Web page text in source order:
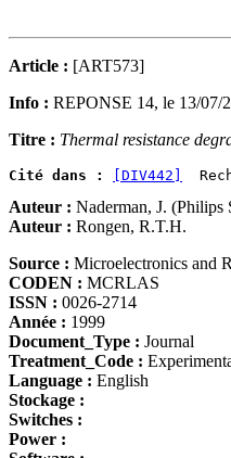
Article : [ART573]
Info : REPONSE 14, le 13/07/
Titre : Thermal resistance
Cité dans : [DIV442]
Auteur : Naderman, J. (Philips
Auteur : Rongen, R.T.H.
Source : Microelectronics and
CODEN : MCRLAS
ISSN : 0026-2714
Année : 1999
Document_Type : Journal
Treatment_Code :
Language : English
Stockage :
Switches :
Power :